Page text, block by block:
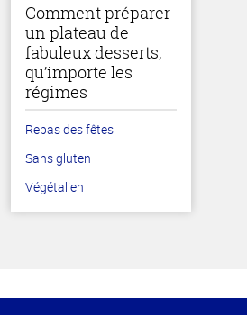
Comment préparer
un plateau de
fabuleux desserts,
qu’importe les
régimes
Repas des fêtes
Sans gluten
Végétalien
de la